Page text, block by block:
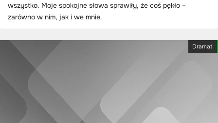
wszystko. Moje spokojne słowa sprawiły, że coś pękło –
zarówno w nim, jak i we mnie.
Dramat